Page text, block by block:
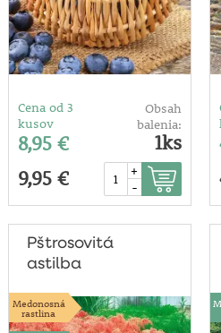
Cena od 3
kusov
8,95 €
Obsah
balenia:
1ks
9,95 €
+
-
Pštrosovitá
astilba
Medonosná
rastlina